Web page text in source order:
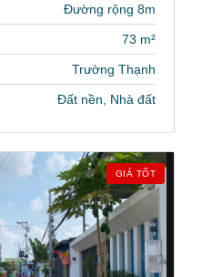
Đường rộng 8m
73 m²
Trường Thạnh
Đất nền, Nhà đất
GIÁ TỐT